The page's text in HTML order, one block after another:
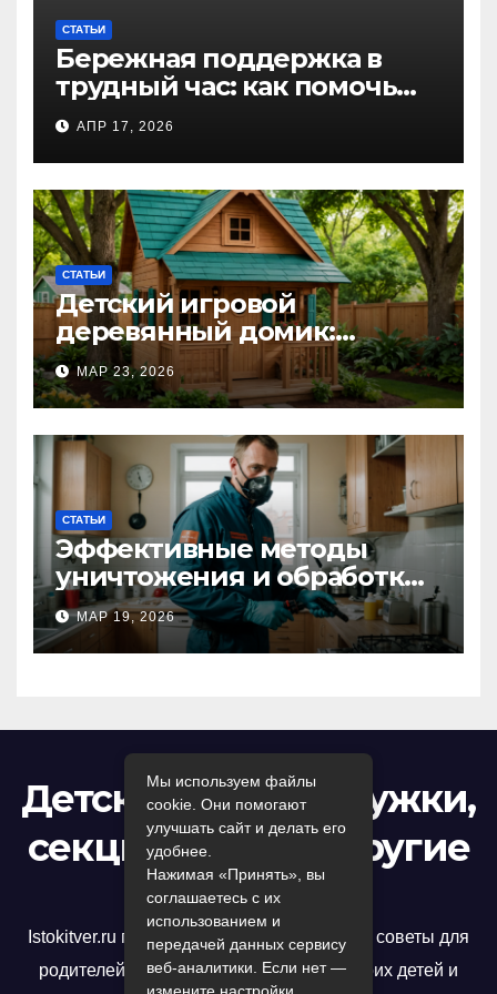
СТАТЬИ
Бережная поддержка в
трудный час: как помочь
близкому справиться с
алкогольной
интоксикацией и
сохранить семью
АПР 17, 2026
СТАТЬИ
Детский игровой
деревянный домик:
волшебное пространство
для самых маленьких от
Kastum
МАР 23, 2026
СТАТЬИ
Эффективные методы
уничтожения и обработки
тараканов в Москве:
профессиональный подход
к дезинсекции квартир и
МАР 19, 2026
Детский досуг: кружки,
секции, игры и другие
развлечения
Istokitver.ru предлагает полезные статьи и советы для
родителей, которые хотят развивать своих детей и
Мы используем файлы
cookie. Они помогают
улучшать сайт и делать его
удобнее.
Нажимая «Принять», вы
соглашаетесь с их
использованием и
передачей данных сервису
веб-аналитики. Если нет —